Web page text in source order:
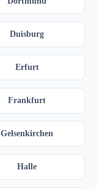
Duisburg
Erfurt
Frankfurt
Gelsenkirchen
Halle